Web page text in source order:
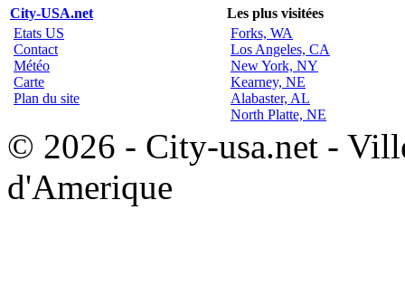
City-USA.net
Les plus visitées
Etats US
Contact
Météo
Carte
Plan du site
Forks, WA
Los Angeles, CA
New York, NY
Kearney, NE
Alabaster, AL
North Platte, NE
© 2026 - City-usa.net -
d'Amerique